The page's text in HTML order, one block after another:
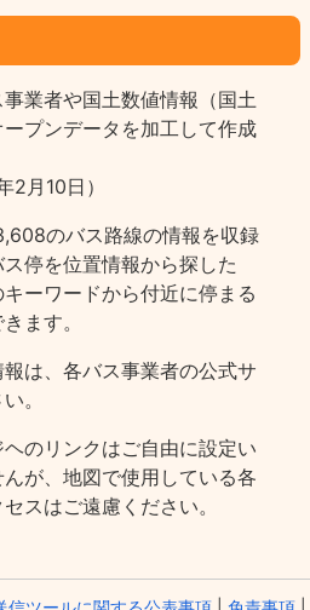
業者や国土数値情報（国土
プンデータを加工して作成
2月10日）
のバス路線の情報を収録
停を位置情報から探した
ーワードから付近に停まる
ます。
は、各バス事業者の公式サ
。
のリンクはご自由に設定い
が、地図で使用している各
スはご遠慮ください。